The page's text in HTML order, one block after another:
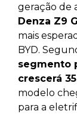
geração de
Denza Z9
mais
BYD.
segmento
crescerá
modelo
para a